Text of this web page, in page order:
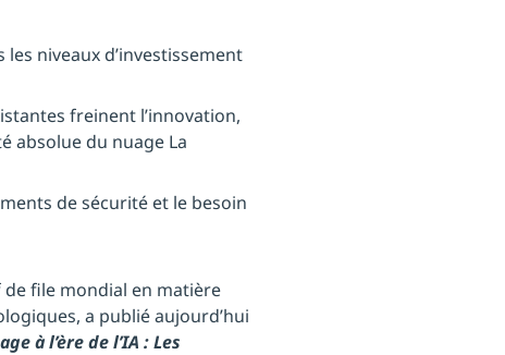
les niveaux d’investissement
freinent l’innovation,
absolue du nuage La
de sécurité et le besoin
de file mondial en matière
a publié aujourd’hui
à l’ère de l’IA : Les